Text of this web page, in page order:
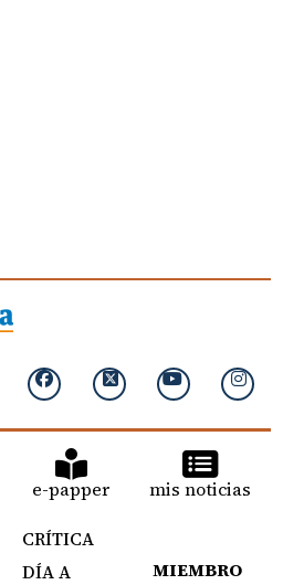
e-papper mis noticias
CRÍTICA
DÍA A
MIEMBRO